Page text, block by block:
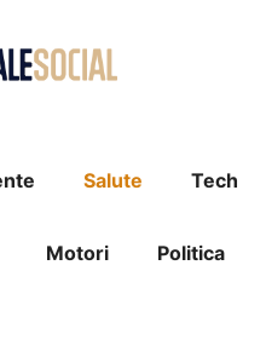
Salute Tech
Motori Politica